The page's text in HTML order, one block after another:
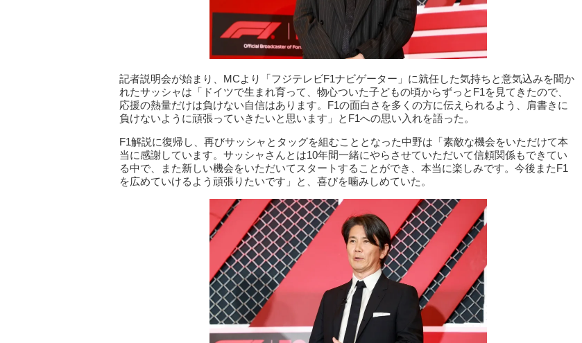
記者説明会が始まり、MCより「フジテレビF1ナビゲーター」に就任した気持ちと意気込みを聞か
れたサッシャは「ドイツで生まれ育って、物心ついた子どもの頃からずっとF1を見てきたので、
応援の熱量だけは負けない自信はあります。F1の面白さを多くの方に伝えられるよう、肩書きに
負けないように頑張っていきたいと思います」とF1への思い入れを語った。
F1解説に復帰し、再びサッシャとタッグを組むこととなった中野は「素敵な機会をいただけて本
当に感謝しています。サッシャさんとは10年間一緒にやらさせていただいて信頼関係もできてい
る中で、また新しい機会をいただいてスタートすることができ、本当に楽しみです。今後またF1
を広めていけるよう頑張りたいです」と、喜びを噛みしめていた。